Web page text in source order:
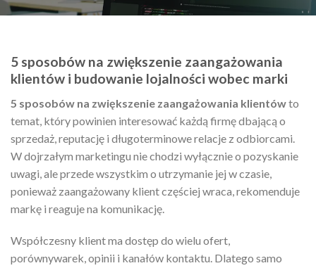
5 sposobów na zwiększenie zaangażowania
klientów i budowanie lojalności wobec marki
5 sposobów na zwiększenie zaangażowania klientówto
temat, który powinien interesować każdą firmę dbającą o
sprzedaż, reputację i długoterminowe relacje z odbiorcami.
W dojrzałym marketingu nie chodzi wyłącznie o pozyskanie
uwagi, ale przede wszystkim o utrzymanie jej w czasie,
ponieważ zaangażowany klient częściej wraca, rekomenduje
markę i reaguje na komunikację.
Współczesny klient ma dostęp do wielu ofert,
porównywarek, opinii i kanałów kontaktu. Dlatego samo